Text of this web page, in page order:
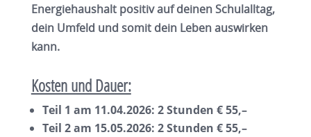
Energiehaushalt positiv auf deinen Schulalltag,
dein Umfeld und somit dein Leben auswirken
kann.
Kosten und Dauer:
Teil 1 am 11.04.2026: 2 Stunden € 55,–
Teil 2 am 15.05.2026: 2 Stunden € 55,–